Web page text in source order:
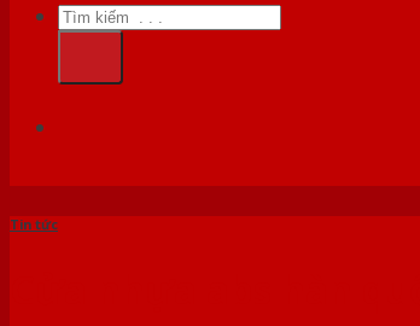
Tìm
kiếm:
Tin tức